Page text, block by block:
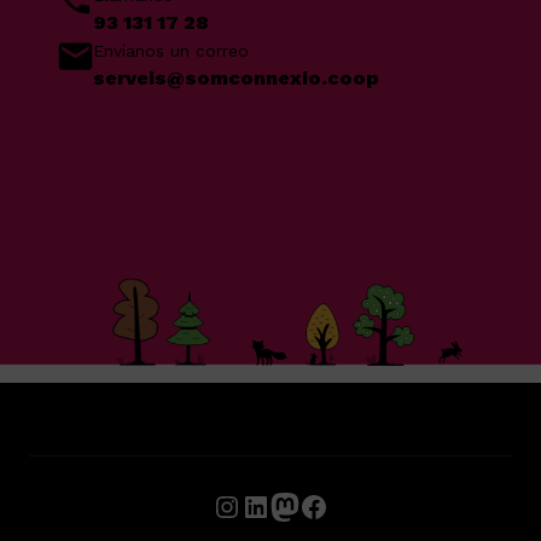
93 131 17 28
Envíanos un correo
serveis@somconnexio.coop
Instagram LinkedIn Mastodon Facebook